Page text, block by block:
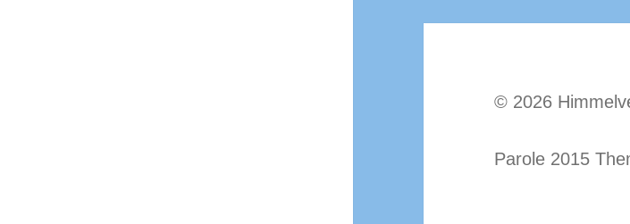
© 2026
Parole 2015